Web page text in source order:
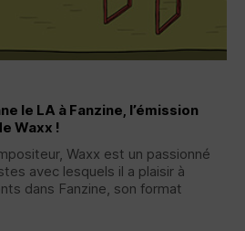
le LA à Fanzine, l’émission
Waxx !
Waxx est un passionné
avec lesquels il a plaisir à
dans Fanzine, son format